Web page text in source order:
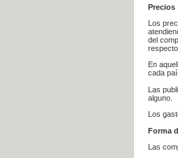
Precios
Los
del
En
cada
Las
alguno.
Los
Forma
Las